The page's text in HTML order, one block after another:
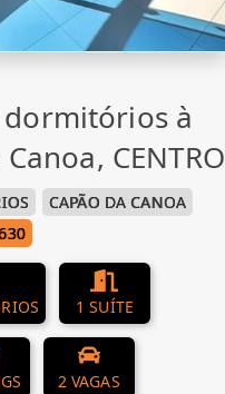
à
CENTRO
CAPÃO DA CANOA
1 SUÍTE
2 VAGAS